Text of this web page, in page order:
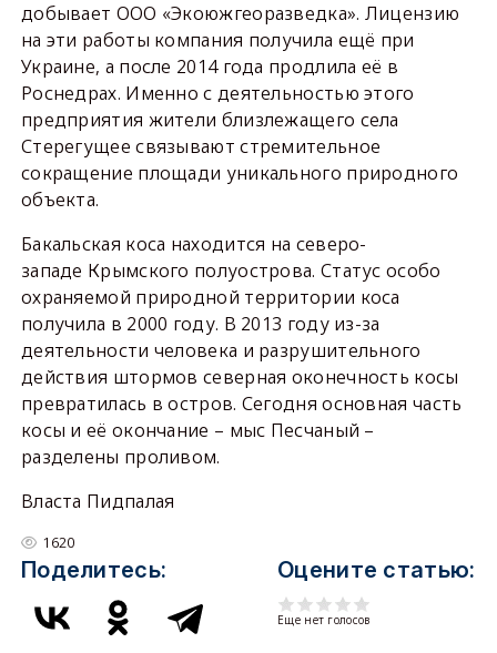
добывает ООО «Экоюжгеоразведка». Лицензию
на эти работы компания получила ещё при
Украине, а после 2014 года продлила её в
Роснедрах. Именно с деятельностью этого
предприятия жители близлежащего села
Стерегущее связывают стремительное
сокращение площади уникального природного
объекта.
Бакальская коса находится на северо-
западе Крымского полуострова. Статус особо
охраняемой природной территории коса
получила в 2000 году. В 2013 году из-за
деятельности человека и разрушительного
действия штормов северная оконечность косы
превратилась в остров. Сегодня основная часть
косы и её окончание – мыс Песчаный –
разделены проливом.
Власта Пидпалая
1620
Поделитесь: Оцените статью:
Еще нет голосов